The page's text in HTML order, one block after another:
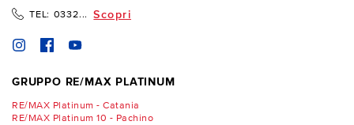
TEL: 0332... Scopri
GRUPPO RE/MAX PLATINUM
RE/MAX Platinum - Catania
RE/MAX Platinum 10 - Pachino